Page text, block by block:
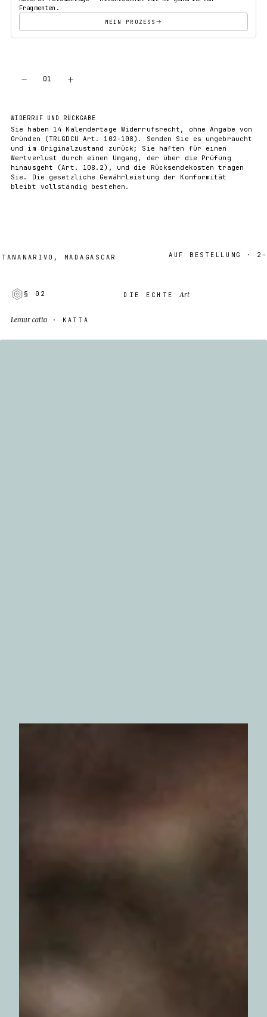
Fragmenten.
MEIN PROZESS
− 01 +
WIDERRUF UND RÜCKGABE
Sie haben 14 Kalendertage Widerrufsrecht, ohne Angabe von
Gründen (TRLGDCU Art. 102-108). Senden Sie es ungebraucht
und im Originalzustand zurück; Sie haften für einen
Wertverlust durch einen Umgang, der über die Prüfung
hinausgeht (Art. 108.2), und die Rücksendekosten tragen
Sie. Die gesetzliche Gewährleistung der Konformität
bleibt vollständig bestehen.
MADAGASCAR AUF BESTELLUNG · 2–7
§ 02 DIE ECHTEArt
Lemur catta · KATTA